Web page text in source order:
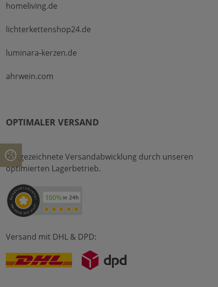
homeliving.de
lichterkettenshop24.de
luminara-kerzen.de
ahrwein.com
OPTIMALER VERSAND
Ausgezeichnete Versandabwicklung durch unseren
optimierten Lagerbetrieb.
Versand mit DHL & DPD: